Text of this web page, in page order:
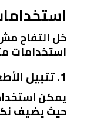
خل التفاح
استخدامات
1. تتبيل الأطعمة
يمكن
حيث يضيف